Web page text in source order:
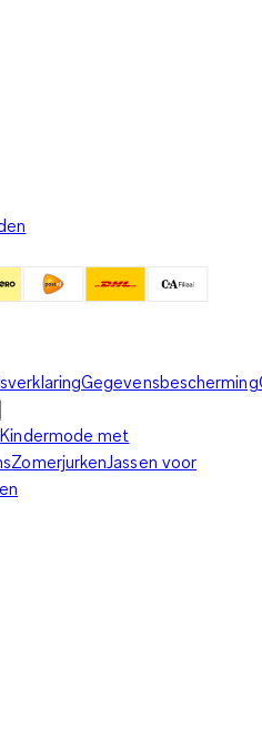
Gegevensbescherming
Kindermode met
ZomerjurkenJassen voor